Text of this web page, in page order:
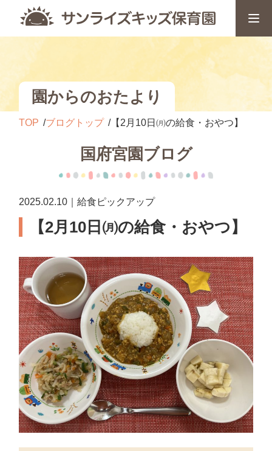
園からのおたより
TOP ブログトップ 【2月10日㈪の給食・おやつ】
国府宮園ブログ
2025.02.10｜給食ピックアップ
【2月10日㈪の給食・おやつ】